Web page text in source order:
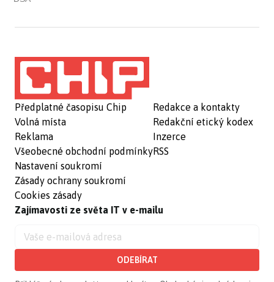
Předplatné časopisu Chip
Volná místa
Reklama
Všeobecné obchodní podmínky
Nastavení soukromí
Zásady ochrany soukromí
Cookies zásady
Redakce a kontakty
Redakční etický kodex
Inzerce
RSS
Zajímavosti ze světa IT v e-mailu
ODEBÍRAT